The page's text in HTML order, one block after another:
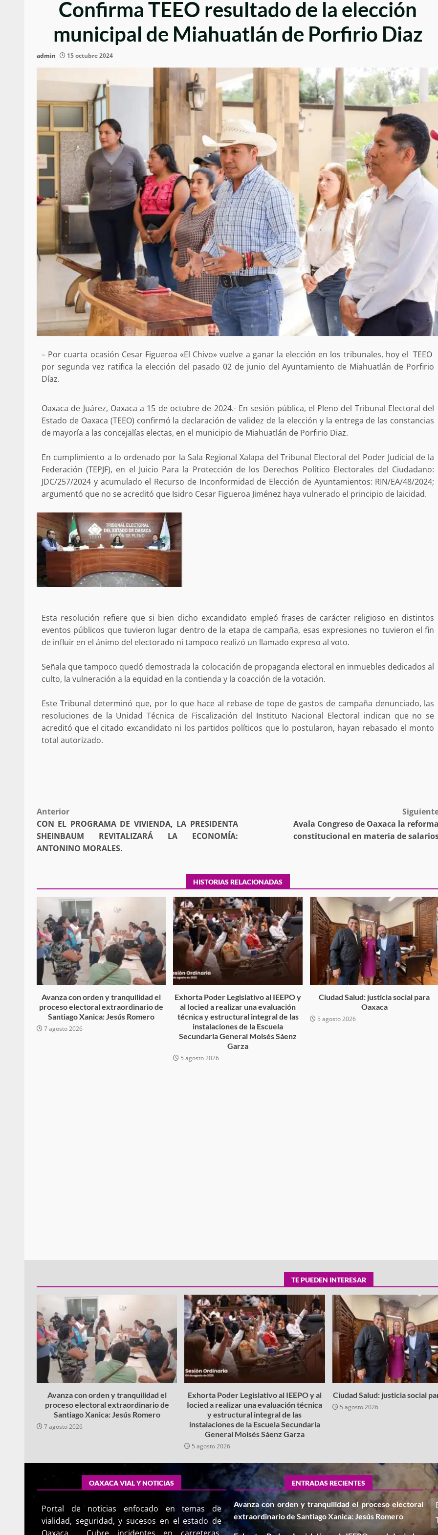
Confirma TEEO resultado de la elección
municipal de Miahuatlán de Porfirio Diaz
admin 15 octubre 2024
– Por cuarta ocasión Cesar Figueroa «El Chivo» vuelve a ganar la elección en los tribunales, hoy el TEEO
por segunda vez ratifica la elección del pasado 02 de junio del Ayuntamiento de Miahuatlán de Porfirio
Díaz.
Oaxaca de Juárez, Oaxaca a 15 de octubre de 2024.- En sesión pública, el Pleno del Tribunal Electoral del
Estado de Oaxaca (TEEO) confirmó la declaración de validez de la elección y la entrega de las constancias
de mayoría a las concejalías electas, en el municipio de Miahuatlán de Porfirio Diaz.
En cumplimiento a lo ordenado por la Sala Regional Xalapa del Tribunal Electoral del Poder Judicial de la
Federación (TEPJF), en el Juicio Para la Protección de los Derechos Político Electorales del Ciudadano:
JDC/257/2024 y acumulado el Recurso de Inconformidad de Elección de Ayuntamientos: RIN/EA/48/2024;
argumentó que no se acreditó que Isidro Cesar Figueroa Jiménez haya vulnerado el principio de laicidad.
Esta resolución refiere que si bien dicho excandidato empleó frases de carácter religioso en distintos
eventos públicos que tuvieron lugar dentro de la etapa de campaña, esas expresiones no tuvieron el fin
de influir en el ánimo del electorado ni tampoco realizó un llamado expreso al voto.
Señala que tampoco quedó demostrada la colocación de propaganda electoral en inmuebles dedicados al
culto, la vulneración a la equidad en la contienda y la coacción de la votación.
Este Tribunal determinó que, por lo que hace al rebase de tope de gastos de campaña denunciado, las
resoluciones de la Unidad Técnica de Fiscalización del Instituto Nacional Electoral indican que no se
acreditó que el citado excandidato ni los partidos políticos que lo postularon, hayan rebasado el monto
total autorizado.
Post
navigation
Anterior
CON EL PROGRAMA DE VIVIENDA, LA PRESIDENTA
SHEINBAUM REVITALIZARÁ LA ECONOMÍA:
ANTONINO MORALES.
Avala Congreso de Oaxaca la reforma
constitucional en materia de
HISTORIAS RELACIONADAS
Avanza con orden y tranquilidad el
proceso electoral extraordinario de
Santiago Xanica: Jesús Romero
7 agosto 2026
Exhorta Poder Legislativo al IEEPO y
al Iocied a realizar una evaluación
técnica y estructural integral de las
instalaciones de la Escuela
Secundaria General Moisés Sáenz
Garza
5 agosto 2026
Ciudad Salud: justicia social para
Oaxaca
5 agosto 2026
Catalina Egaña” a cinco mujeres oaxaqueñas
destacadas
10 marzo 2026
electoral extraordinario de Santiago Xanica:
Jesús Romero
Se normaliza la circulación vehicular a la
22 octubre 2024 30 enero 2025
Secretaría de Gobierno refuerza
presencia institucional en San Juan
Avanza con orden y tranquilidad el
proceso electoral extraordinario de
para reforzar la vigilancia y
búsqueda de persona desaparecida
17 septiembre 2025
organizada y contrabando
admin 16 julio 2026
SE BUSCA A RECIÉN NACIDA.
Ejecuta orden de aprehensión por el
delito de pederastia cometido en la
TE PUEDEN INTERESAR
Avanza con orden y tranquilidad el
proceso electoral extraordinario de
Santiago Xanica: Jesús Romero
7 agosto 2026
Exhorta Poder Legislativo al IEEPO y al
Iocied a realizar una evaluación técnica
y estructural integral de las
instalaciones de la Escuela Secundaria
General Moisés Sáenz Garza
5 agosto 2026
Ciudad Salud: justicia social
5 agosto 2026
OAXACA VIAL Y NOTICIAS
Portal de noticias enfocado en temas de
vialidad, seguridad, y sucesos en el estado de
ENTRADAS RECIENTES
Avanza con orden y tranquilidad el proceso electoral
extraordinario de Santiago Xanica: Jesús Romero